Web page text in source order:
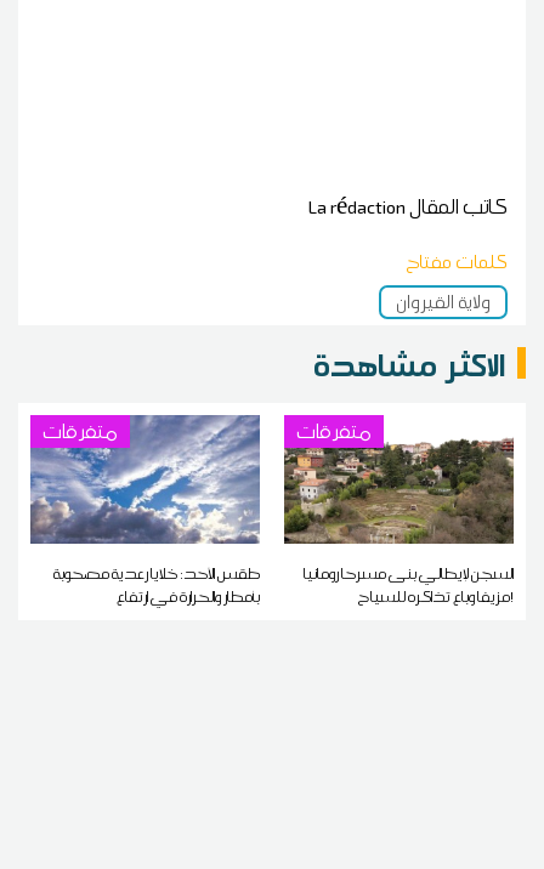
كاتب المقالLa rédaction
كلمات مفتاح
ولاية القيروان
الاكثر مشاهدة
متفرقات
السجن لإيطالي بنى مسرحا رومانيا
مزيفا وباع تذاكره للسياح!
متفرقات
طقس الأحد: خلايا رعدية مصحوبة
بأمطار والحرارة في ارتفاع